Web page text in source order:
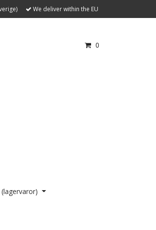
We deliver within the EU
0